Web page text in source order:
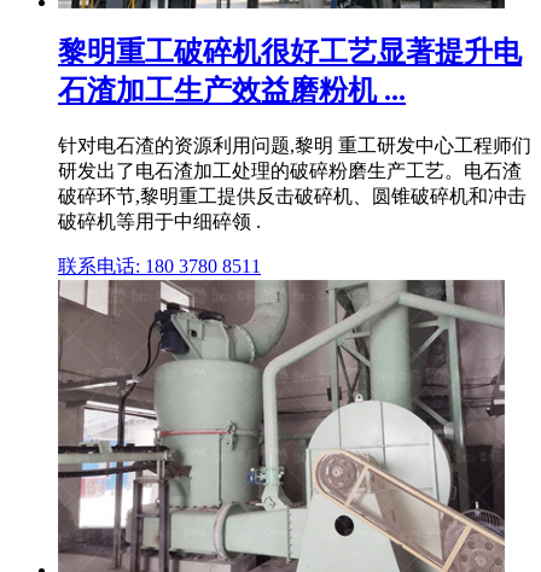
黎明重工破碎机很好工艺显著提升电
石渣加工生产效益磨粉机 ...
针对电石渣的资源利用问题,黎明 重工研发中心工程师们
研发出了电石渣加工处理的破碎粉磨生产工艺。电石渣
破碎环节,黎明重工提供反击破碎机、圆锥破碎机和冲击
破碎机等用于中细碎领 .
联系电话: 180 3780 8511